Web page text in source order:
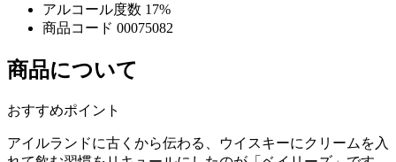
アルコール度数 17%
商品コード 00075082
商品について
おすすめポイント
アイルランドに古くから伝わる、ウイスキーにクリームを入